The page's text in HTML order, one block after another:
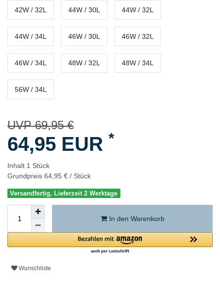
42W / 32L 44W / 30L 44W / 32L
44W / 34L 46W / 30L 46W / 32L
46W / 34L 48W / 32L 48W / 34L
56W / 34L
UVP 69,95 €
64,95 EUR *
Inhalt 1 Stück
Grundpreis 64,95 € / Stück
Versandfertig, Lieferzeit 2 Werktage
In den Warenkorb
Wunschliste